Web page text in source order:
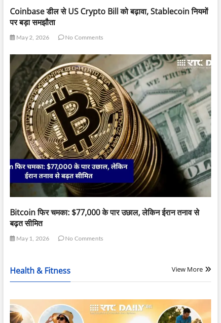
Coinbase डील से US Crypto Bill को बढ़ावा, Stablecoin नियमों
पर बड़ा समझौता
May 2, 2026 No Comments
Bitcoin फिर चमका: $77,000 के पार उछाल, लेकिन ईरान तनाव से
बढ़त सीमित
May 1, 2026 No Comments
Health & Fitness View More